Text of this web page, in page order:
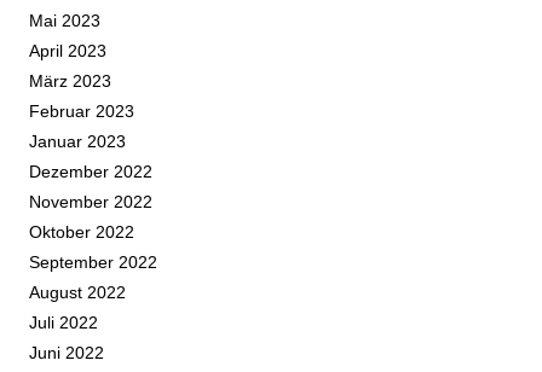
Mai 2023
April 2023
März 2023
Februar 2023
Januar 2023
Dezember 2022
November 2022
Oktober 2022
September 2022
August 2022
Juli 2022
Juni 2022